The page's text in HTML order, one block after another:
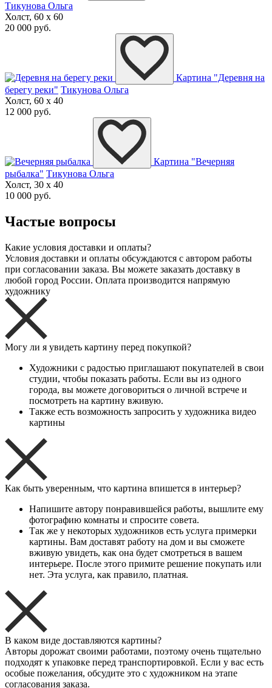
Тикунова Ольга
Холст, 60 x 60
20 000 руб.
Картина "Деревня на
берегу реки" Тикунова Ольга
Холст, 60 x 40
12 000 руб.
Картина "Вечерняя
рыбалка" Тикунова Ольга
Холст, 30 x 40
10 000 руб.
Частые вопросы
Какие условия доставки и оплаты?
Условия доставки и оплаты обсуждаются с автором работы
при согласовании заказа. Вы можете заказать доставку в
любой город России. Оплата производится напрямую
художнику
Могу ли я увидеть картину перед покупкой?
Художники с радостью приглашают покупателей в свои
студии, чтобы показать работы. Если вы из одного
города, вы можете договориться о личной встрече и
посмотреть на картину вживую.
Также есть возможность запросить у художника видео
картины
Как быть уверенным, что картина впишется в интерьер?
Напишите автору понравившейся работы, вышлите ему
фотографию комнаты и спросите совета.
Так же у некоторых художников есть услуга примерки
картины. Вам доставят работу на дом и вы сможете
вживую увидеть, как она будет смотреться в вашем
интерьере. После этого примите решение покупать или
нет. Эта услуга, как правило, платная.
В каком виде доставляются картины?
Авторы дорожат своими работами, поэтому очень тщательно
подходят к упаковке перед транспортировкой. Если у вас есть
особые пожелания, обсудите это с художником на этапе
согласования заказа.